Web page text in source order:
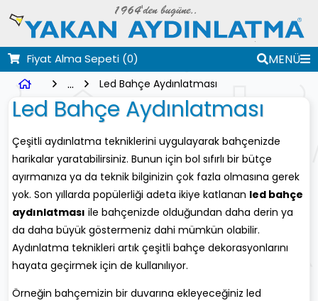
Fiyat Alma Sepeti (0)
MENÜ
...
Led Bahçe Aydınlatması
Led Bahçe Aydınlatması
Çeşitli aydınlatma tekniklerini uygulayarak bahçenizde
harikalar yaratabilirsiniz. Bunun için bol sıfırlı bir bütçe
ayırmanıza ya da teknik bilginizin çok fazla olmasına gerek
yok. Son yıllarda popülerliği adeta ikiye katlanan led bahçe
aydınlatması ile bahçenizde olduğundan daha derin ya
da daha büyük göstermeniz dahi mümkün olabilir.
Aydınlatma teknikleri artık çeşitli bahçe dekorasyonlarını
hayata geçirmek için de kullanılıyor.
Örneğin bahçemizin bir duvarına ekleyeceğiniz led